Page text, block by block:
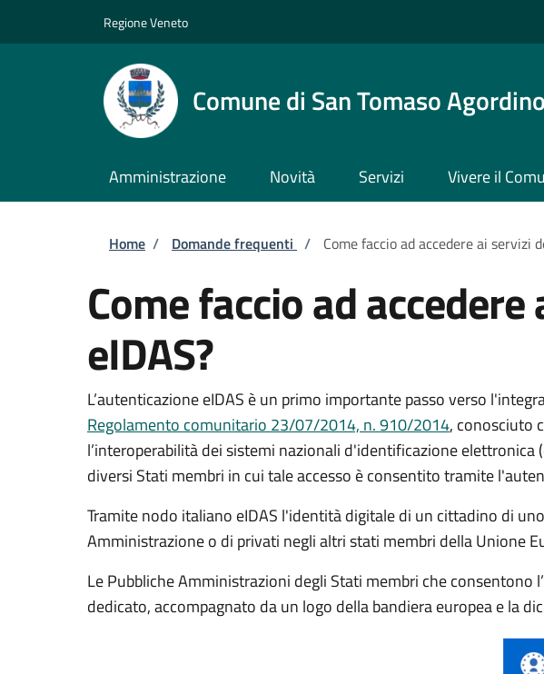
Regione Veneto
Comune di San Tomaso Agordino
Amministrazione Novità Servizi Vivere il
Briciole di pane
Home / Domande frequenti / Come faccio ad accedere ai servizi
Come faccio ad
eIDAS?
L’autenticazione eIDAS è un primo importante passo verso
Regolamento comunitario 23/07/2014, n. 910/2014, conosciuto
l’interoperabilità dei sistemi nazionali d'identificazione
diversi Stati membri in cui tale accesso è consentito tramite
Tramite nodo italiano eIDAS l'identità digitale di un cittadino di
Amministrazione o di privati negli altri stati membri della Unione
Le Pubbliche Amministrazioni degli Stati membri che consentono
dedicato, accompagnato da un logo della bandiera europea e la